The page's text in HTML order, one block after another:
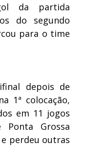
da partida
do segundo
para o time
depois de
1ª colocação,
em 11 jogos
Ponta Grossa
perdeu outras